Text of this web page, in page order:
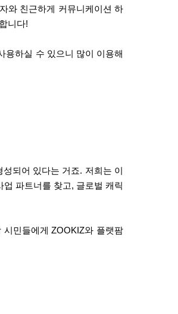
와 친근하게 커뮤니케이션 하
니다!
용하실 수 있으니 많이 이용해
되어 있다는 거죠. 저희는 이
업 파트너를 찾고, 글로벌 캐릭
민들에게 ZOOKIZ와 플랫팜